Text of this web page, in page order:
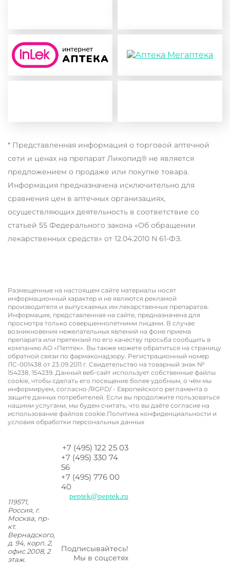
* Представленная информация о торговой аптечной
сети и ценах на препарат Ликопид® не является
предложением о продаже или покупке товара.
Информация предназначена исключительно для
сравнения цен в аптечных организациях,
осуществляющих деятельность в соответствие со
статьей 55 Федерального закона «Об обращении
лекарственных средств» от 12.04.2010 N 61-ФЗ.
Размещенные на настоящем сайте материалы носят
информационный характер и не являются рекламой
производителя и выпускаемых им лекарственных препаратов.
Информация, представленная на сайте, предназначена для
просмотра только совершеннолетними лицами. В случае
возникновения нежелательных явлений на фоне приема
препарата или претензий по его качеству просьба сообщить в
компанию АО «Пептек». Вы также можете обратиться на страницу
обратной связи по фармаконадзору. Регистрационный номер
ЛС-001438 от 23.09.2011 г. ​​​​​​Свидетельство на товарный знак №
154238, 154239. Данный веб-сайт использует собственные файлы
cookie, чтобы сделать его посещение более удобным, о чём мы
информируем, согласно /RGPD/ - Европейского регламента о
защите данных потребителей. Если вы продолжите пользоваться
нашими услугами, мы будем считать, что вы даёте согласие на
использование файлов cookie.Политика конфиденциальности и
условия обработки персональных данных
119571,
Россия, г.
Москва, пр-
кт.
Вернадского,
д. 94, корп. 2,
офис 2008, 2
этаж.
+7 (495) 122 25 03
+7 (495) 330 74
56
+7 (495) 776 00
40
peptek@peptek.ru
Подписывайтесь!
Мы в соцсетях
Благодарим за оставленную заявку!
Наши специалисты свяжутся с вами в
ближайшее время.
Широкий выбор
аптечных сетей